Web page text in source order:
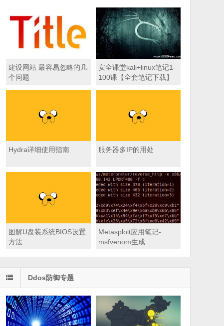
建设网站 最容易忽略的几
个问题
安全课堂kali+linux笔记1-
100课【全套笔记下载】
Hydra详细使用指南 服务器多IP的用处
图解U盘装系统BIOS设置
方法
Metasploit应用笔记-
msfvenom生成
Ddos防御专题